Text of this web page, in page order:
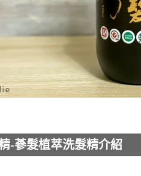
-蔘髮植萃洗髮精介紹